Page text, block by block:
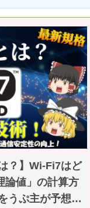
？】Wi-Fi7はど
論値」の計算方
うぷ主が予想！